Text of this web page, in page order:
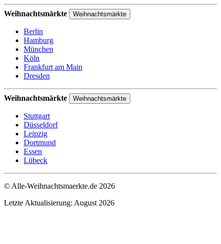
Weihnachtsmärkte Weihnachtsmärkte
Berlin
Hamburg
München
Köln
Frankfurt am Main
Dresden
Weihnachtsmärkte Weihnachtsmärkte
Stuttgart
Düsseldorf
Leipzig
Dortmund
Essen
Lübeck
© Alle-Weihnachtsmaerkte.de 2026
Letzte Aktualisierung: August 2026